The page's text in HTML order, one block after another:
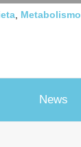
Metabolismo
News